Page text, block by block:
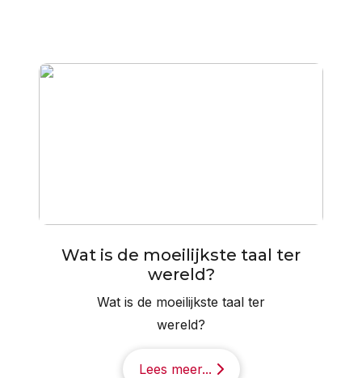
Wat is de moeilijkste taal ter
wereld?
Wat is de moeilijkste taal ter
wereld?
Lees meer...